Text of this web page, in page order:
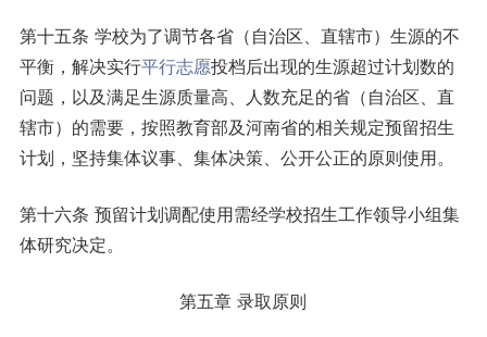
第十五条 学校为了调节各省（自治区、直辖市）生源的不
平衡，解决实行平行志愿投档后出现的生源超过计划数的
问题，以及满足生源质量高、人数充足的省（自治区、直
辖市）的需要，按照教育部及河南省的相关规定预留招生
计划，坚持集体议事、集体决策、公开公正的原则使用。
第十六条 预留计划调配使用需经学校招生工作领导小组集
体研究决定。
第五章 录取原则